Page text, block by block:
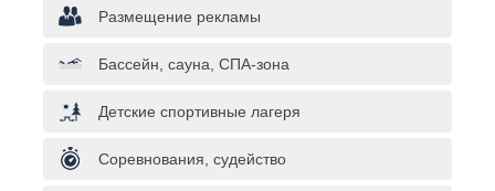
Размещение рекламы
Бассейн, сауна, СПА-зона
Детские спортивные лагеря
Соревнования, судейство